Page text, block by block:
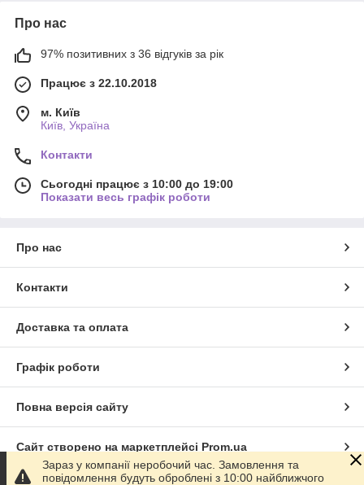
Про нас
97% позитивних з 36 відгуків за рік
Працює з 22.10.2018
м. Київ
Київ, Україна
Контакти
Сьогодні працює з 10:00 до 19:00
Показати весь графік роботи
Про нас
Контакти
Доставка та оплата
Графік роботи
Повна версія сайту
Сайт створено на маркетплейсі Prom.ua
Зараз у компанії неробочий час. Замовлення та
повідомлення будуть оброблені з 10:00 найближчого